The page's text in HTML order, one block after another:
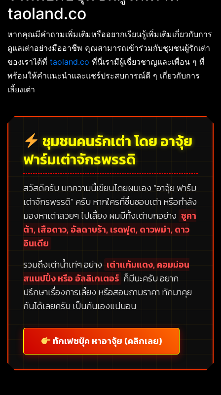
taoland.co
หากคุณมีคำถามเพิ่มเติมหรืออยากเรียนรู้เพิ่มเติมเกี่ยวกับการ
ดูแลเต่าอย่างมืออาชีพ คุณสามารถเข้าร่วมกับชุมชนผู้รักเต่า
ของเราได้ที่ taoland.co ที่นี่เรามีผู้เชี่ยวชาญและเพื่อน ๆ ที่
พร้อมให้คำแนะนำและแชร์ประสบการณ์ดี ๆ เกี่ยวกับการ
เลี้ยงเต่า
ชุมชนคนรักเต่า โดย อาจุ้ย
ฟาร์มเต่าจักรพรรดิ
สวัสดีครับ บทความนี้เขียนโดยผมเอง “อาจุ้ย ฟาร์ม
เต่าจักรพรรดิ”ครับ หากใครที่ชื่นชอบเต่า หรือกำลัง
มองหาเต่าสวยๆ ไปเลี้ยง ผมมีทั้งเต่าบกอย่าง ซูคา
ต้า, เสือดาว, อัลดาบร้า, เรดฟุต, ดาวพม่า, ดาว
อินเดีย
รวมถึงเต่าน้ำเท่ๆ อย่าง เต่าแก้มแดง, คอมม่อน
สแนปปิ้ง หรือ อัลลิเกเตอร์ ก็มีนะครับ อยาก
ปรึกษาเรื่องการเลี้ยง หรือสอบถามราคา ทักมาคุย
กันได้เลยครับ เป็นกันเองแน่นอน
ทักเฟซบุ๊ค หาอาจุ้ย (คลิกเลย)